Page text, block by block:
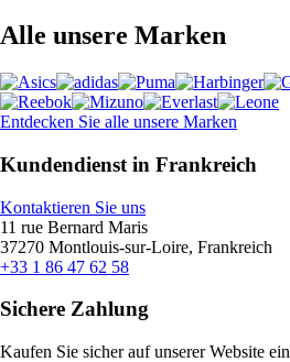
Alle unsere Marken
Entdecken Sie alle unsere Marken
Kundendienst in Frankreich
Kontaktieren Sie uns
11 rue Bernard Maris
37270 Montlouis-sur-Loire, Frankreich
+33 1 86 47 62 58
Sichere Zahlung
Kaufen Sie sicher auf unserer Website ein